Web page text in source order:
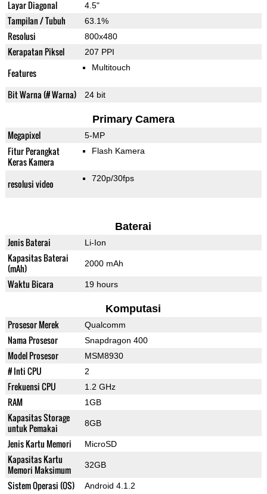
Layar Diagonal 4.5"
Tampilan / Tubuh 63.1%
Resolusi 800x480
Kerapatan Piksel 207 PPI
Features Multitouch
Bit Warna (# Warna) 24 bit
Primary Camera
Megapixel 5-MP
Fitur Perangkat
Keras Kamera
Flash Kamera
resolusi video 720p/30fps
Baterai
Jenis Baterai Li-Ion
Kapasitas Baterai
(mAh)
2000 mAh
Waktu Bicara 19 hours
Komputasi
Prosesor Merek Qualcomm
Nama Prosesor Snapdragon 400
Model Prosesor MSM8930
# Inti CPU 2
Frekuensi CPU 1.2 GHz
RAM 1GB
Kapasitas Storage
untuk Pemakai
8GB
Jenis Kartu Memori MicroSD
Kapasitas Kartu
Memori Maksimum
32GB
Sistem Operasi (OS) Android 4.1.2